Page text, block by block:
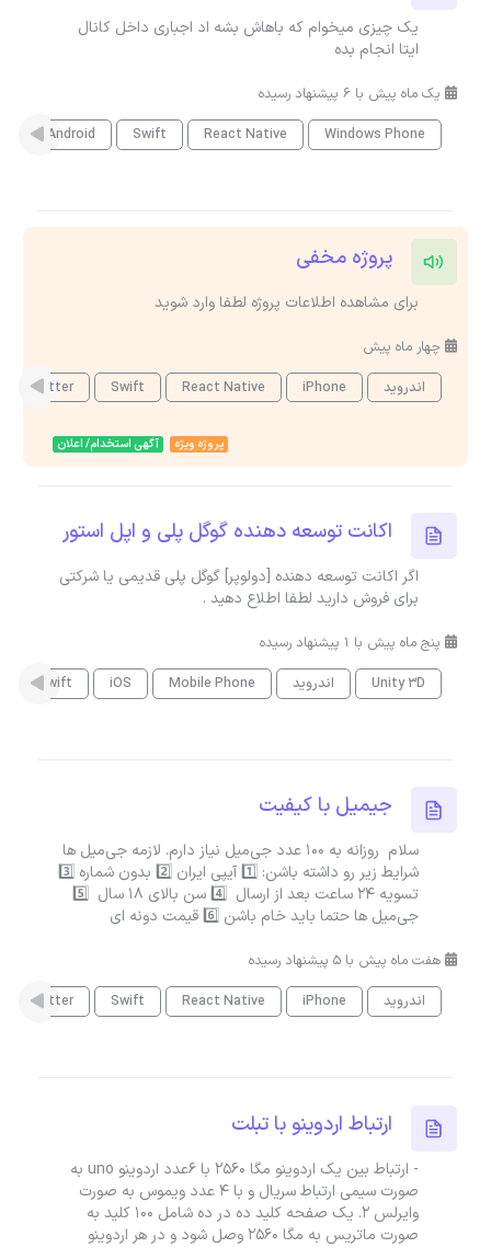
یک چیزی میخوام که باهاش بشه اد اجباری داخل کانال
ایتا انجام بده
یک ماه پیش با 6 پیشنهاد رسیده
Windows Phone
React Native
Swift
Basic4Android
پروژه مخفی
برای مشاهده اطلاعات پروژه لطفا وارد شوید
چهار ماه پیش
اندروید
iPhone
React Native
Swift
Flutter
پروژه ویژه آگهی استخدام/ اعلان
اکانت توسعه دهنده گوگل پلی و اپل استور
اگر اکانت توسعه دهنده [دولوپر] گوگل پلی قدیمی یا شرکتی
برای فروش دارید لطفا اطلاع دهید .
پنج ماه پیش با 1 پیشنهاد رسیده
Unity 3D
اندروید Mobile Phone
iOS
Swift
جیمیل با کیفیت
سلام روزانه به 100 عدد جی‌میل نیاز دارم. لازمه جی‌میل ها
شرایط زیر رو داشته باشن: 1️⃣ آیپی ایران 2️⃣ بدون شماره 3️⃣
تسویه 24 ساعت بعد از ارسال 4️⃣ سن بالای 18 سال 5️⃣
جی‌میل ها حتما باید خام باشن 6️⃣ قیمت دونه ای
هفت ماه پیش با 5 پیشنهاد رسیده
اندروید
iPhone
React Native
Swift
Flutter
ارتباط اردوینو با تبلت
- ارتباط بین یک اردوینو مگا ۲۵۶۰ با ۶عدد اردوینو uno به
صورت سیمی ارتباط سریال و با ۴ عدد ویموس به صورت
وایرلس ۲. یک صفحه کلید ده در ده شامل ۱۰۰ کلید به
صورت ماتریس به مگا ۲۵۶۰ وصل شود و در هر اردوینو